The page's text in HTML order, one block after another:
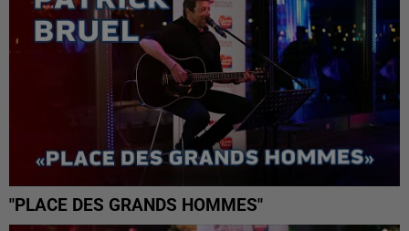
"PLACE DES GRANDS HOMMES"